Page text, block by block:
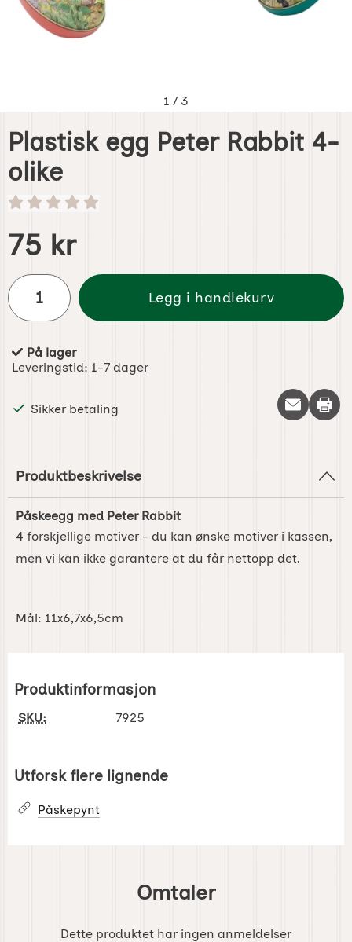
1 / 3
Plastisk egg Peter Rabbit 4-
olike
Handle dette produktet, Plastisk egg Peter Rabbit 4-olike
pris
75 kr
antall
Legg i handlekurv
Produkttilgjengelighet:
På lager
Leveringstid: 1-7 dager
Sikker betaling Skriv
Produktbeskrivelse
Påskeegg med Peter Rabbit
4 forskjellige motiver - du kan ønske motiver i kassen,
men vi kan ikke garantere at du får nettopp det.
Mål: 11x6,7x6,5cm
Produktinformasjon
SKU: 7925
Utforsk flere lignende
Påskepynt
Omtaler
Dette produktet har ingen anmeldelser